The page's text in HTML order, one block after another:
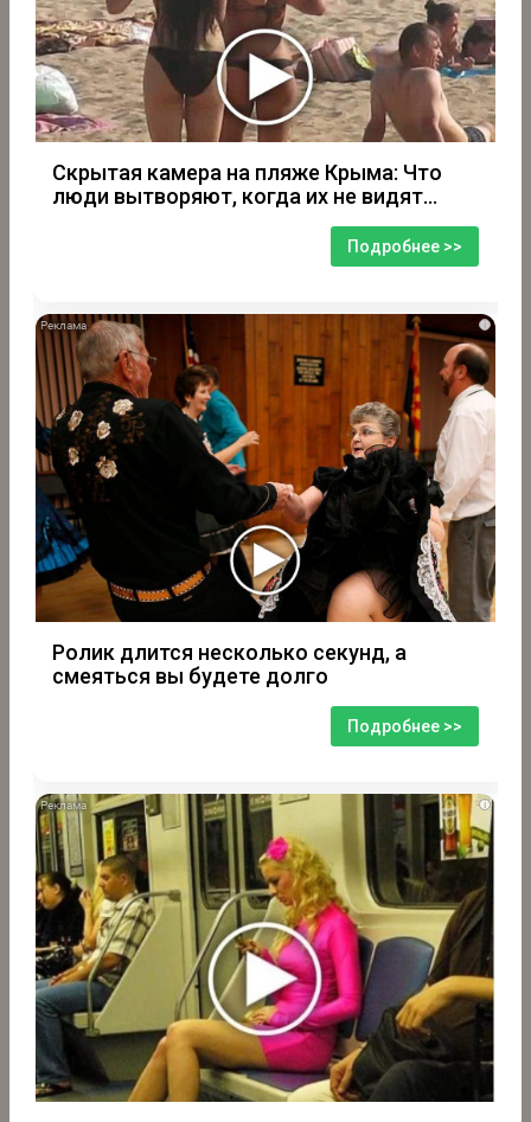
Скрытая камера на пляже Крыма: Что
люди вытворяют, когда их не видят...
Подробнее >>
i
Ролик длится несколько секунд, а
смеяться вы будете долго
Подробнее >>
i